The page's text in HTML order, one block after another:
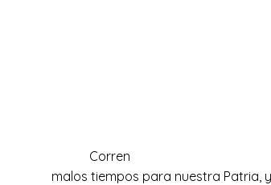
Corren
malos tiempos para nuestra Patria,